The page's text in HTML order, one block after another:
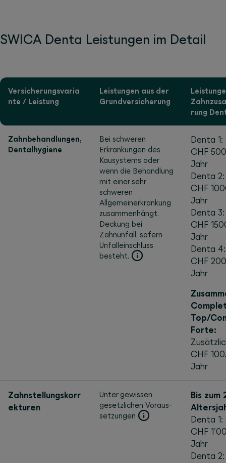
SWICA Denta Leistungen im Detail
Versicherungsvaria
nte / Leistung
Leistungen aus der
Grund­versi­cherung
rung
Zahnbehandlungen,
Dentalhygiene
Bei schweren
Erkrankungen des
Kausystems oder
wenn die Behandlung
mit einer sehr
schweren
Allgemeinerkrankung
zusammenhängt.
Deckung bei
Zahnunfall, sofern
Unfalleinschluss
besteht.
Denta
CHF
Jahr
Denta
CHF
Jahr
Denta
CHF
Jahr
Denta
CHF
Jahr
Top/
Forte:
CHF
Jahr
Zahnstellungskorr
ekturen
Unter gewissen
gesetzlichen Voraus­
setzungen
Bis zum
Denta
CHF
Jahr
Denta